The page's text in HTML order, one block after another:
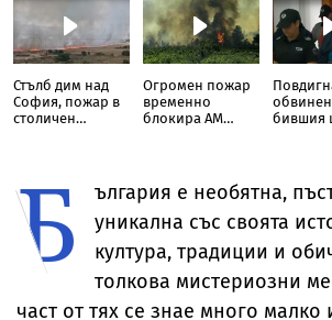
Стълб дим над
София, пожар в
столичен
Огромен пожар
временно
блокира АМ
бившия
Б
ългария е необятна,
уникална със своята
култура, традиции и
толкова мистериозни
част от тях се знае много малко